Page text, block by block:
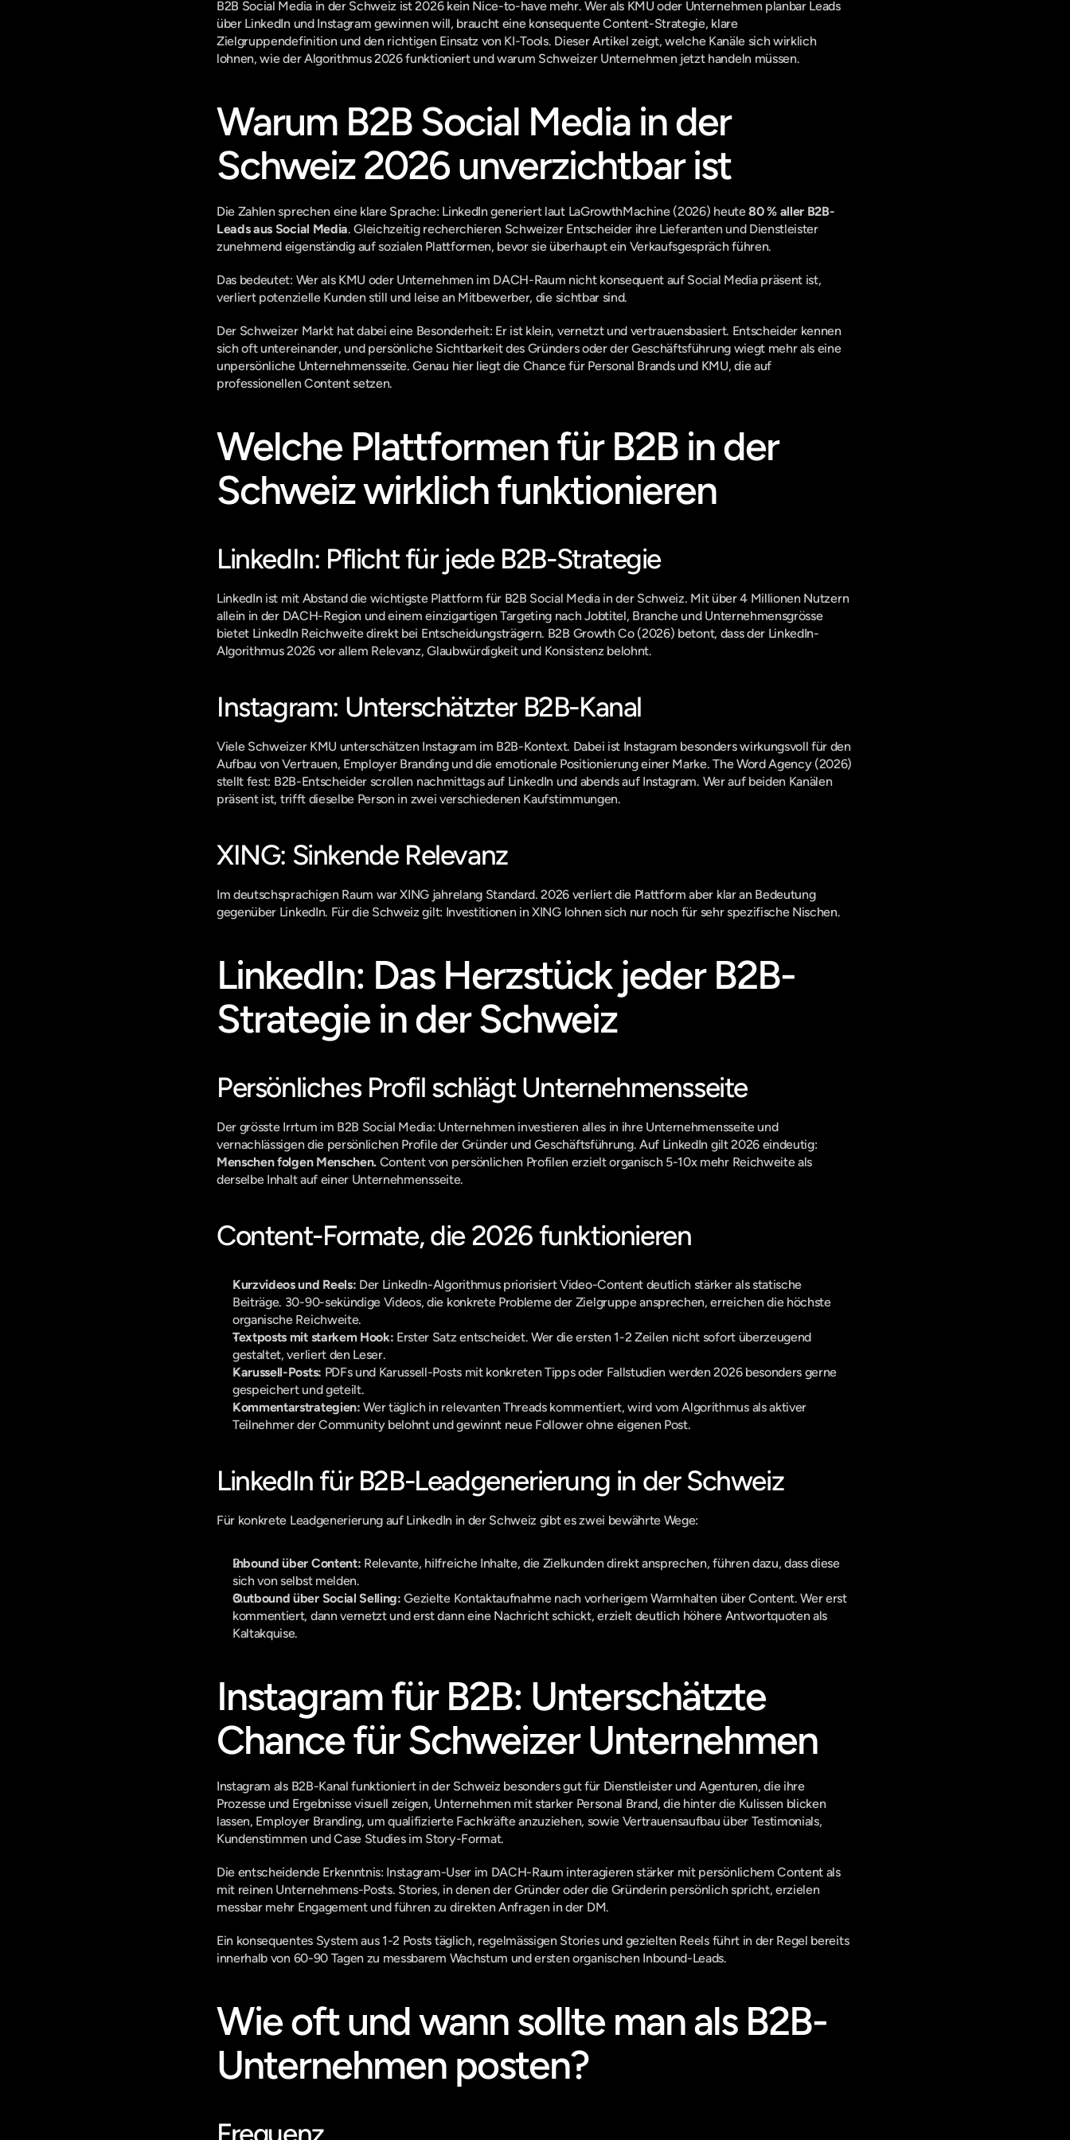
B2B Social Media in der Schweiz ist 2026 kein Nice-to-have mehr. Wer als KMU oder Unternehmen planbar Leads
über LinkedIn und Instagram gewinnen will, braucht eine konsequente Content-Strategie, klare
Zielgruppendefinition und den richtigen Einsatz von KI-Tools. Dieser Artikel zeigt, welche Kanäle sich wirklich
lohnen, wie der Algorithmus 2026 funktioniert und warum Schweizer Unternehmen jetzt handeln müssen.
Warum B2B Social Media in der
Schweiz 2026 unverzichtbar ist
Die Zahlen sprechen eine klare Sprache: LinkedIn generiert laut LaGrowthMachine (2026) heute 80 % aller B2B-
Leads aus Social Media. Gleichzeitig recherchieren Schweizer Entscheider ihre Lieferanten und Dienstleister
zunehmend eigenständig auf sozialen Plattformen, bevor sie überhaupt ein Verkaufsgespräch führen.
Das bedeutet: Wer als KMU oder Unternehmen im DACH-Raum nicht konsequent auf Social Media präsent ist,
verliert potenzielle Kunden still und leise an Mitbewerber, die sichtbar sind.
Der Schweizer Markt hat dabei eine Besonderheit: Er ist klein, vernetzt und vertrauensbasiert. Entscheider kennen
sich oft untereinander, und persönliche Sichtbarkeit des Gründers oder der Geschäftsführung wiegt mehr als eine
unpersönliche Unternehmensseite. Genau hier liegt die Chance für Personal Brands und KMU, die auf
professionellen Content setzen.
Welche Plattformen für B2B in der
Schweiz wirklich funktionieren
LinkedIn: Pflicht für jede B2B-Strategie
LinkedIn ist mit Abstand die wichtigste Plattform für B2B Social Media in der Schweiz. Mit über 4 Millionen Nutzern
allein in der DACH-Region und einem einzigartigen Targeting nach Jobtitel, Branche und Unternehmensgrösse
bietet LinkedIn Reichweite direkt bei Entscheidungsträgern. B2B Growth Co (2026) betont, dass der LinkedIn-
Algorithmus 2026 vor allem Relevanz, Glaubwürdigkeit und Konsistenz belohnt.
Instagram: Unterschätzter B2B-Kanal
Viele Schweizer KMU unterschätzen Instagram im B2B-Kontext. Dabei ist Instagram besonders wirkungsvoll für den
Aufbau von Vertrauen, Employer Branding und die emotionale Positionierung einer Marke. The Word Agency (2026)
stellt fest: B2B-Entscheider scrollen nachmittags auf LinkedIn und abends auf Instagram. Wer auf beiden Kanälen
präsent ist, trifft dieselbe Person in zwei verschiedenen Kaufstimmungen.
XING: Sinkende Relevanz
Im deutschsprachigen Raum war XING jahrelang Standard. 2026 verliert die Plattform aber klar an Bedeutung
gegenüber LinkedIn. Für die Schweiz gilt: Investitionen in XING lohnen sich nur noch für sehr spezifische Nischen.
LinkedIn: Das Herzstück jeder B2B-
Strategie in der Schweiz
Persönliches Profil schlägt Unternehmensseite
Der grösste Irrtum im B2B Social Media: Unternehmen investieren alles in ihre Unternehmensseite und
Menschen folgen Menschen. Content von persönlichen Profilen erzielt organisch 5-10x mehr Reichweite als
derselbe Inhalt auf einer Unternehmensseite.
Content-Formate, die 2026 funktionieren
Kurzvideos und Reels: Der LinkedIn-Algorithmus priorisiert Video-Content deutlich stärker als statische
Beiträge. 30-90-sekündige Videos, die konkrete Probleme der Zielgruppe ansprechen, erreichen die höchste
organische Reichweite.
Textposts mit starkem Hook: Erster Satz entscheidet. Wer die ersten 1-2 Zeilen nicht sofort überzeugend
gestaltet, verliert den Leser.
Karussell-Posts: PDFs und Karussell-Posts mit konkreten Tipps oder Fallstudien werden 2026 besonders gerne
gespeichert und geteilt.
Kommentarstrategien: Wer täglich in relevanten Threads kommentiert, wird vom Algorithmus als aktiver
Teilnehmer der Community belohnt und gewinnt neue Follower ohne eigenen Post.
LinkedIn für B2B-Leadgenerierung in der Schweiz
Für konkrete Leadgenerierung auf LinkedIn in der Schweiz gibt es zwei bewährte Wege:
Inbound über Content: Relevante, hilfreiche Inhalte, die Zielkunden direkt ansprechen, führen dazu, dass diese
sich von selbst melden.
Outbound über Social Selling: Gezielte Kontaktaufnahme nach vorherigem Warmhalten über Content. Wer erst
kommentiert, dann vernetzt und erst dann eine Nachricht schickt, erzielt deutlich höhere Antwortquoten als
Kaltakquise.
Instagram für B2B: Unterschätzte
Chance für Schweizer Unternehmen
Instagram als B2B-Kanal funktioniert in der Schweiz besonders gut für Dienstleister und Agenturen, die ihre
Prozesse und Ergebnisse visuell zeigen, Unternehmen mit starker Personal Brand, die hinter die Kulissen blicken
lassen, Employer Branding, um qualifizierte Fachkräfte anzuziehen, sowie Vertrauensaufbau über Testimonials,
Kundenstimmen und Case Studies im Story-Format.
Die entscheidende Erkenntnis: Instagram-User im DACH-Raum interagieren stärker mit persönlichem Content als
mit reinen Unternehmens-Posts. Stories, in denen der Gründer oder die Gründerin persönlich spricht, erzielen
messbar mehr Engagement und führen zu direkten Anfragen in der DM.
Ein konsequentes System aus 1-2 Posts täglich, regelmässigen Stories und gezielten Reels führt in der Regel bereits
innerhalb von 60-90 Tagen zu messbarem Wachstum und ersten organischen Inbound-Leads.
Wie oft und wann sollte man als B2B-
Unternehmen posten?